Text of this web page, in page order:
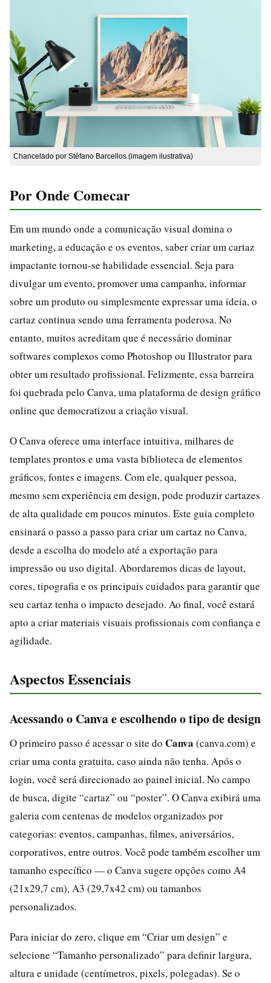
Chancelado por Stéfano Barcellos (imagem ilustrativa)
Por Onde Comecar
Em um mundo onde a comunicação visual domina o
marketing, a educação e os eventos, saber criar um cartaz
impactante tornou-se habilidade essencial. Seja para
divulgar um evento, promover uma campanha, informar
sobre um produto ou simplesmente expressar uma ideia, o
cartaz continua sendo uma ferramenta poderosa. No
entanto, muitos acreditam que é necessário dominar
softwares complexos como Photoshop ou Illustrator para
obter um resultado profissional. Felizmente, essa barreira
foi quebrada pelo Canva, uma plataforma de design gráfico
online que democratizou a criação visual.
O Canva oferece uma interface intuitiva, milhares de
templates prontos e uma vasta biblioteca de elementos
gráficos, fontes e imagens. Com ele, qualquer pessoa,
mesmo sem experiência em design, pode produzir cartazes
de alta qualidade em poucos minutos. Este guia completo
ensinará o passo a passo para criar um cartaz no Canva,
desde a escolha do modelo até a exportação para
impressão ou uso digital. Abordaremos dicas de layout,
cores, tipografia e os principais cuidados para garantir que
seu cartaz tenha o impacto desejado. Ao final, você estará
apto a criar materiais visuais profissionais com confiança e
agilidade.
Aspectos Essenciais
Acessando o Canva e escolhendo o tipo de design
O primeiro passo é acessar o site do Canva (canva.com) e
criar uma conta gratuita, caso ainda não tenha. Após o
login, você será direcionado ao painel inicial. No campo
de busca, digite “cartaz” ou “poster”. O Canva exibirá uma
galeria com centenas de modelos organizados por
categorias: eventos, campanhas, filmes, aniversários,
corporativos, entre outros. Você pode também escolher um
tamanho específico — o Canva sugere opções como A4
(21x29,7 cm), A3 (29,7x42 cm) ou tamanhos
personalizados.
Para iniciar do zero, clique em “Criar um design” e
selecione “Tamanho personalizado” para definir largura,
altura e unidade (centímetros, pixels, polegadas). Se o